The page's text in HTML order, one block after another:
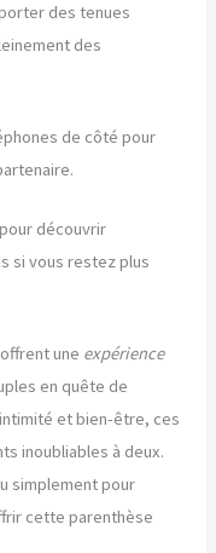
des tenues
des
de côté pour
découvrir
si vous restez plus
une expérience
en quête de
et bien-être, ces
inoubliables à deux.
simplement pour
cette parenthèse